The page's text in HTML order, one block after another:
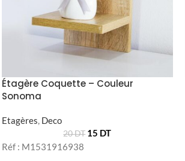
Étagère Coquette – Couleur
Sonoma
Etagères, Deco
20DT 15 DT
Réf : M1531916938